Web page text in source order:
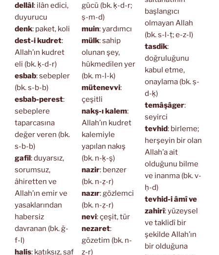
dellâl: ilân edici,
duyurucu
denk: paket, koli
dest-i kudret:
Allah’ın kudret
eli (bk. ḳ-d-r)
esbab: sebepler
(bk. s-b-b)
esbab-perest:
sebeplere
taparcasına
değer veren (bk.
s-b-b)
gafil: duyarsız,
sorumsuz,
âhiretten ve
Allah’ın emir ve
yasaklarından
habersiz
davranan (bk. ğ-
f-l)
halis: katıksız, saf
gücü (bk. ḳ-d-r;
ṣ-m-d)
muin: yardımcı
mülk: sahip
olunan şey,
hükmedilen yer
(bk. m-l-k)
mütenevvi:
çeşitli
nakş-ı kalem:
Allah’ın kudret
kalemiyle
yapılan nakış
(bk. n-ḳ-ş)
nazir: benzer
(bk. n-ẓ-r)
nazır: gözlemci
(bk. n-ẓ-r)
nevi: çeşit, tür
nezaret:
gözetim (bk. n-
ẓ-r)
başlangıcı
olmayan Allah
(bk. s-l-ṭ; e-z-l)
tasdik:
doğruluğunu
kabul etme,
onaylama (bk. ṣ-
d-ḳ)
temâşâger:
seyirci
tevhid: birleme;
herşeyin bir olan
Allah’a ait
olduğunu bilme
ve inanma (bk. v-
ḥ-d)
tevhid-i âmî ve
zahirî: yüzeysel
ve taklidî bir
şekilde Allah’ın
bir olduğuna